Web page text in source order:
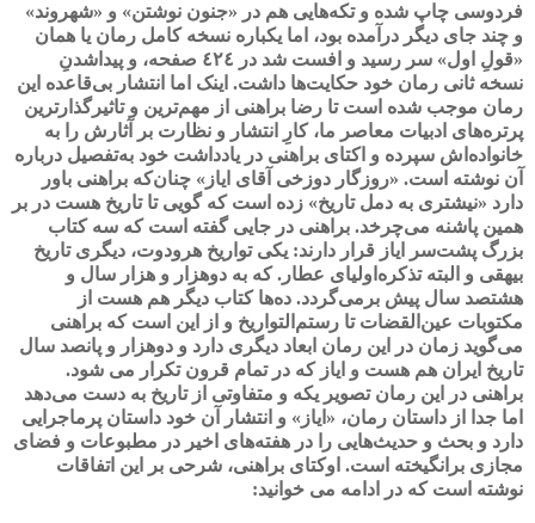
فردوسی چاپ شده و تکه‌هایی هم در «جنون نوشتن» و «شهروند»
و چند جای دیگر درآمده بود، اما یکباره نسخه کامل رمان یا همان
«قولِ اول» سر رسید و افست شد در ٤٢٤
صفحه، و پیداشدنِ
نسخه ثانی رمان خود حکایت‌ها داشت. اینک اما انتشار بی‌قاعده این
رمان موجب شده است تا رضا براهنی از مهم‌ترین و تاثیرگذارترین
پرتره‌های ادبیات معاصر ما، کارِ انتشار و نظارت بر آثارش را به
خانواده‌اش سپرده و اکتای براهنی در یادداشت خود به‌تفصیل درباره
آن نوشته است. «روزگار دوزخی آقای ایاز» چنان‌که براهنی باور
دارد «نیشتری به دمل تاریخ» زده است که گویی تا تاریخ هست در بر
همین پاشنه می‌چرخد. براهنی در جایی گفته است که سه کتاب
بزرگ پشت‌سر ایاز قرار دارند: یکی تواریخ هرودوت، دیگری تاریخ
بیهقی و البته تذکره‌اولیای عطار. که به دوهزار و هزار سال و
هشتصد سال پیش برمی‌گردد. ده‌ها کتاب دیگر هم هست از
مکتوبات عین‌القضات تا رستم‌التواریخ و از این است که براهنی
می‌گوید زمان در این رمان ابعاد دیگری دارد و دوهزار و پانصد سال
تاریخ ایران هم هست و ایاز که در تمام قرون تکرار می شود.
براهنی در این رمان تصویر یکه و متفاوتی از تاریخ به دست می‌دهد
اما جدا از داستان رمان، «ایاز» و انتشار آن خود داستان پرماجرایی
دارد و بحث و حدیث‌هایی را در هفته‌های اخیر در مطبوعات و فضای
مجازی برانگیخته است. اوکتای براهنی، شرحی بر این اتفاقات
نوشته است که در ادامه می خوانید: